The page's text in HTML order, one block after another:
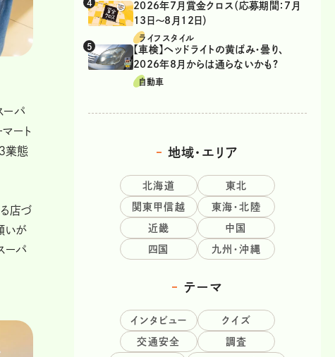
ーパ
ート
業態
る店づ
いが
ーパ
2026年7月賞金クロス（応募期間：7月
13日～8月12日）
ライフスタイル
【車検】ヘッドライトの黄ばみ・曇り、
2026年8月からは通らないかも?
自動車
地域・エリア
北海道 東北
関東甲信越 東海・北陸
近畿 中国
四国 九州・沖縄
テーマ
インタビュー クイズ
交通安全 調査